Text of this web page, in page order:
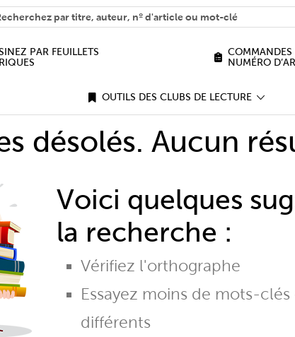
can we help you find?
PAR FEUILLETS
COMMANDES
NUMÉRO
OUTILS DES CLUBS DE LECTURE
désolés. Aucun
Voici quelques
la recherche :
Vérifiez l'orthographe
Essayez moins de mots-
différents